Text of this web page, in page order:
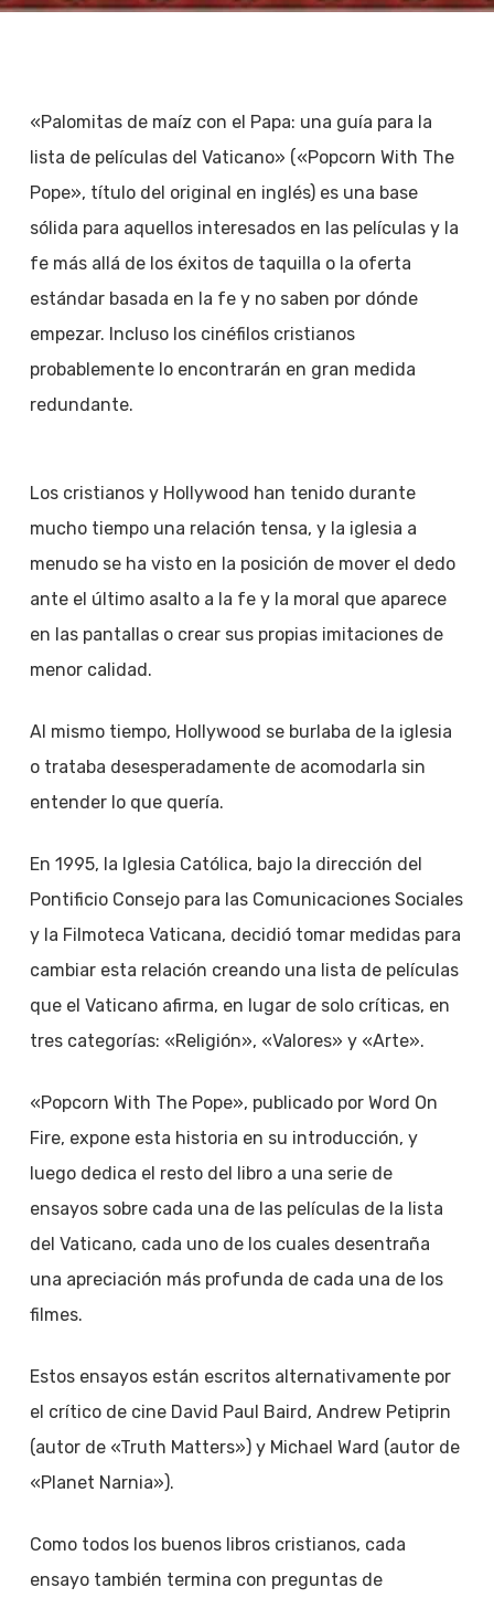
«Palomitas de maíz con el Papa: una guía para la
lista de películas del Vaticano» («Popcorn With The
Pope», título del original en inglés) es una base
sólida para aquellos interesados en las películas y la
fe más allá de los éxitos de taquilla o la oferta
estándar basada en la fe y no saben por dónde
empezar. Incluso los cinéfilos cristianos
probablemente lo encontrarán en gran medida
redundante.
Los cristianos y Hollywood han tenido durante
mucho tiempo una relación tensa, y la iglesia a
menudo se ha visto en la posición de mover el dedo
ante el último asalto a la fe y la moral que aparece
en las pantallas o crear sus propias imitaciones de
menor calidad.
Al mismo tiempo, Hollywood se burlaba de la iglesia
o trataba desesperadamente de acomodarla sin
entender lo que quería.
En 1995, la Iglesia Católica, bajo la dirección del
Pontificio Consejo para las Comunicaciones Sociales
y la Filmoteca Vaticana, decidió tomar medidas para
cambiar esta relación creando una lista de películas
que el Vaticano afirma, en lugar de solo críticas, en
tres categorías: «Religión», «Valores» y «Arte».
«Popcorn With The Pope», publicado por Word On
Fire, expone esta historia en su introducción, y
luego dedica el resto del libro a una serie de
ensayos sobre cada una de las películas de la lista
del Vaticano, cada uno de los cuales desentraña
una apreciación más profunda de cada una de los
filmes.
Estos ensayos están escritos alternativamente por
el crítico de cine David Paul Baird, Andrew Petiprin
(autor de «Truth Matters») y Michael Ward (autor de
«Planet Narnia»).
Como todos los buenos libros cristianos, cada
ensayo también termina con preguntas de